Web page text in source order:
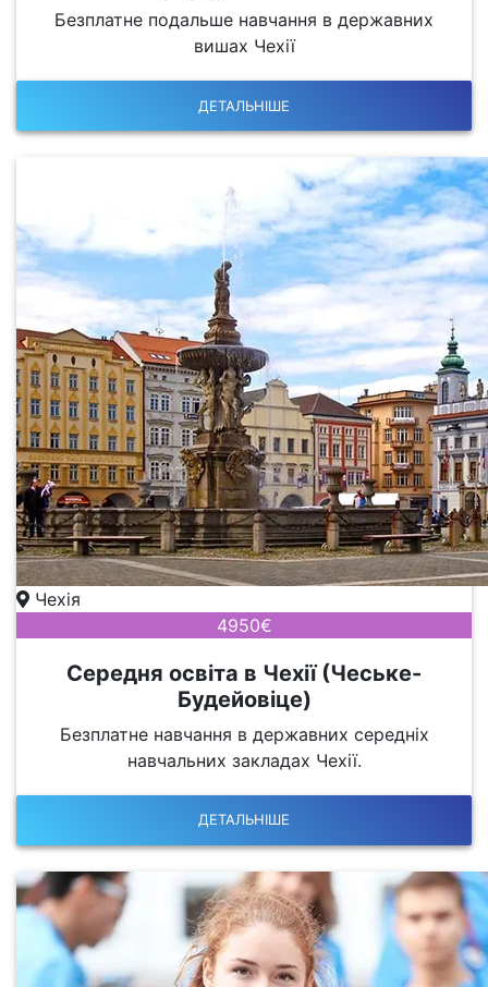
Безплатне подальше навчання в державних
вишах Чехії
ДЕТАЛЬНІШЕ
Чехія
4950€
Середня освіта в Чехії (Чеське-
Будейовіце)
Безплатне навчання в державних середніх
навчальних закладах Чехії.
ДЕТАЛЬНІШЕ